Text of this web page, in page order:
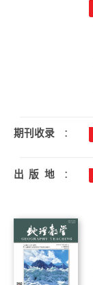
期刊收录 ：
出版地 ：